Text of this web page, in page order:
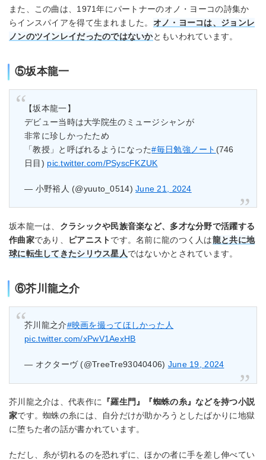
また、この曲は、1971年にパートナーのオノ・ヨーコの詩集か
らインスパイアを得て生まれました。 オノ・ヨーコは、ジョンレ
ノンのツインレイだったのではないかともいわれています。
⑤坂本龍一
【坂本龍一】
デビュー当時は大学院生のミュージシャンが
非常に珍しかったため
「教授」と呼ばれるようになった#毎日勉強ノート (746
日目) pic.twitter.com/PSyscFKZUK
— 小野裕人 (@yuuto_0514)June 21, 2024
坂本龍一は、 クラシックや民族音楽など、多才な分野で活躍する
作曲家であり、 ピアニストです。名前に龍のつく人は龍と共に地
球に転生してきたシリウス星人ではないかとされています。
⑥芥川龍之介
芥川龍之介#映画を撮ってほしかった人
pic.twitter.com/xPwV1AexHB
— オクターヴ (@TreeTre93040406) June 19, 2024
芥川龍之介は、代表作に
『羅生門』『蜘蛛の糸』などを持つ小説
家です。蜘蛛の糸には、自分だけが助かろうとしたばかりに地獄
に堕ちた者の話が書かれています。
ただし、糸が切れるのを恐れずに、ほかの者に手を差し伸べてい